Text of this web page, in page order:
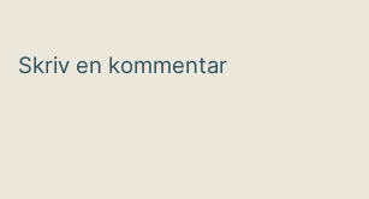
Skriv en kommentar